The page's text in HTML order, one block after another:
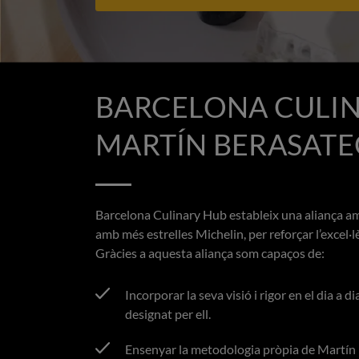
BARCELONA
MARTÍN
Barcelona Culinary Hub estableix una aliança
amb més estrelles Michelin, per reforçar
Gràcies a aquesta aliança som capaços de:
Incorporar la seva visió i rigor en el dia a
designat per ell.
Ensenyar la metodologia pròpia de